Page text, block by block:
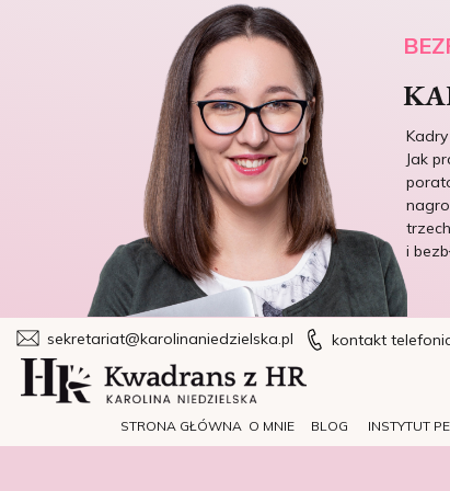
Jak
i
O MNIE INSTYTUT
sekretariat@karolinaniedzielska.pl kontakt
STRONA GŁÓWNA BLOG